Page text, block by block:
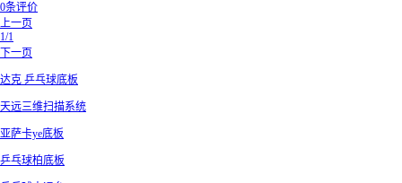
0条评价
上一页
1/1
下一页
达克 乒乓球底板
天远三维扫描系统
亚萨卡ye底板
乒乓球柏底板